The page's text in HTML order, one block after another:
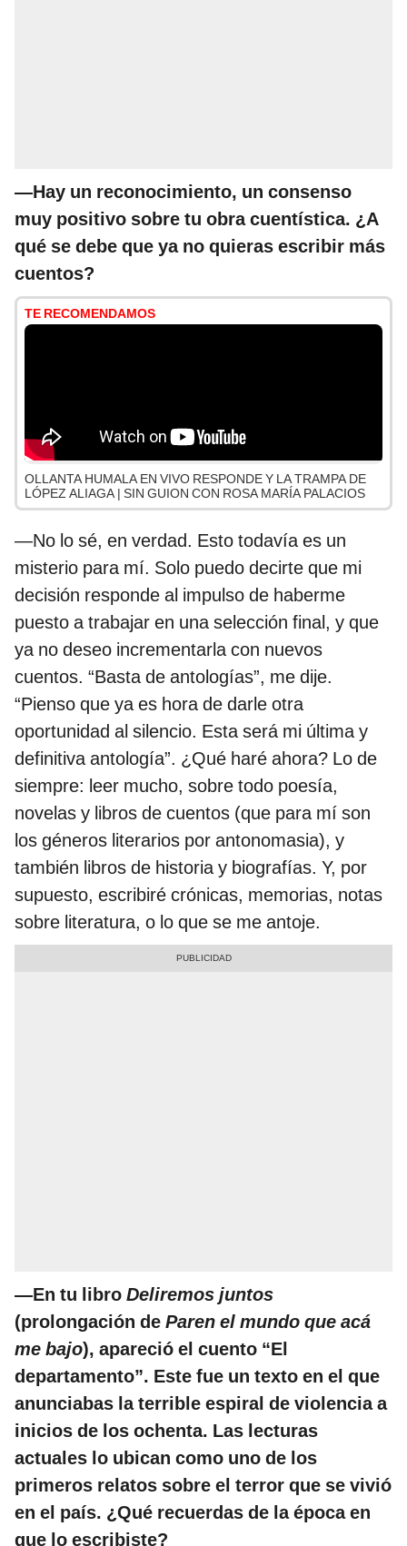
—Hay un reconocimiento, un consenso
muy positivo sobre tu obra cuentística. ¿A
qué se debe que ya no quieras escribir más
cuentos?
TE RECOMENDAMOS
OLLANTA HUMALA EN VIVO RESPONDE Y LA TRAMPA DE
LÓPEZ ALIAGA | SIN GUION CON ROSA MARÍA PALACIOS
—No lo sé, en verdad. Esto todavía es un
misterio para mí. Solo puedo decirte que mi
decisión responde al impulso de haberme
puesto a trabajar en una selección final, y que
ya no deseo incrementarla con nuevos
cuentos. “Basta de antologías”, me dije.
“Pienso que ya es hora de darle otra
oportunidad al silencio. Esta será mi última y
definitiva antología”. ¿Qué haré ahora? Lo de
siempre: leer mucho, sobre todo poesía,
novelas y libros de cuentos (que para mí son
los géneros literarios por antonomasia), y
también libros de historia y biografías. Y, por
supuesto, escribiré crónicas, memorias, notas
sobre literatura, o lo que se me antoje.
—En tu libro Deliremos juntos
(prolongación de Paren el mundo que acá
me bajo), apareció el cuento “El
departamento”. Este fue un texto en el que
anunciabas la terrible espiral de violencia a
inicios de los ochenta. Las lecturas
actuales lo ubican como uno de los
primeros relatos sobre el terror que se vivió
en el país. ¿Qué recuerdas de la época en
que lo escribiste?